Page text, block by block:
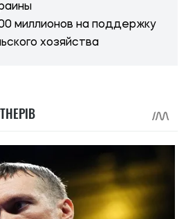
миллионов на поддержку
хозяйства